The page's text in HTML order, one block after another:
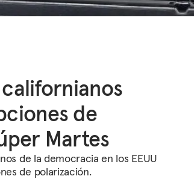
de
Martes
de la democracia en los EEUU
de polarización.